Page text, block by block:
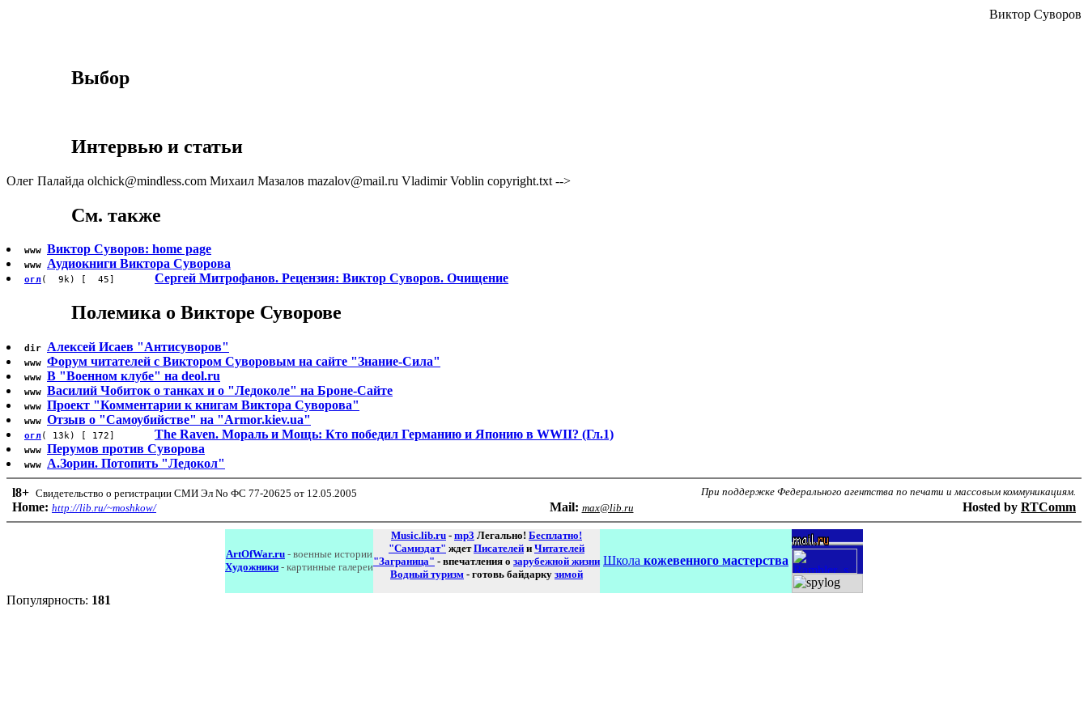
Виктор Суворов
Выбор
Интервью и статьи
Олег Палайда olchick@mindless.com Михаил Мазалов mazalov@mail.ru Vladimir Voblin copyright.txt -->
См. также
www Виктор Суворов: home page
www Аудиокниги Виктора Суворова
огл ( 9k) [ 45] Сергей Митрофанов. Рецензия: Виктор Суворов. Очищение
Полемика о Викторе Суворове
dir Алексей Исаев "Антисуворов"
www Форум читателей с Виктором Суворовым на сайте "Знание-Сила"
www В "Военном клубе" на deol.ru
www Василий Чобиток о танках и о "Ледоколе" на Броне-Сайте
www Проект "Комментарии к книгам Виктора Суворова"
www Отзыв о "Самоубийстве" на "Armor.kiev.ua"
огл ( 13k) [ 172] The Raven. Мораль и Мощь: Кто победил Германию и Японию в WWII? (Гл.1)
www Перумов против Суворова
www А.Зорин. Потопить "Ледокол"
l8+ Свидетельство о регистрации СМИ Эл No ФС 77-20625 от 12.05.2005 При поддержке Федерального агентства по печати и массовым коммуникациям.
Home: http://lib.ru/~moshkow/ Маil: max@lib.ru Hosted by RTComm
ArtOfWar.ru - военные истории
Художники - картинные галереи
Music.lib.ru - mp3 Легально! Бесплатно!
"Самиздат" ждетПисателей и Читателей
"Заграница" - впечатления о зарубежной жизни
Водный туризм - готовь байдарку зимой
Школа кожевенного мастерства
Популярность: 181